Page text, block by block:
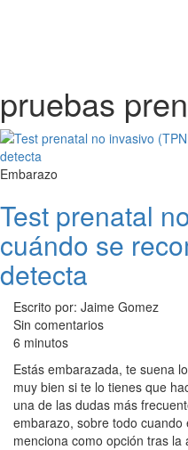
pruebas
Embarazo
Test prenatal
cuándo se
detecta
Escrito por: Jaime Gomez
Sin comentarios
6 minutos
Estás embarazada, te suena
muy bien si te lo tienes que
una de las dudas más
embarazo, sobre todo
menciona como opción tras